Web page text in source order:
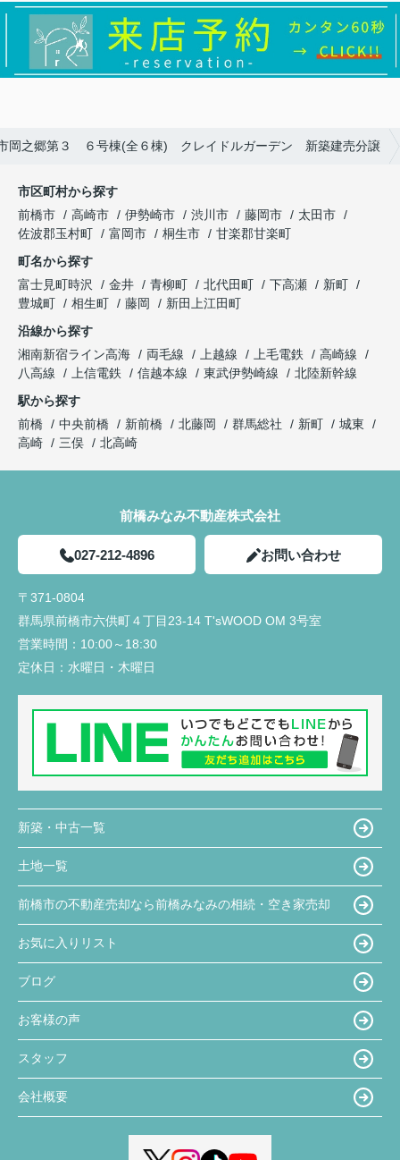
岡之郷第３ ６号棟(全６棟) クレイドルガーデン 新築建売分譲
市区町村から探す
前橋市
高崎市 伊勢崎市 渋川市 藤岡市
太田市
佐波郡玉村町
富岡市 桐生市
甘楽郡甘楽町
町名から探す
富士見町時沢
金井 青柳町 北代田町 下高瀬
新町
豊城町
相生町 藤岡
新田上江田町
沿線から探す
湘南新宿ライン高海
両毛線 上越線 上毛電鉄
高崎線
八高線
上信電鉄 信越本線 東武伊勢崎線
北陸新幹線
駅から探す
前橋
中央前橋 新前橋 北藤岡 群馬総社 新町
城東
高崎
三俣 北高崎
前橋みなみ不動産株式会社
027-212-4896 お問い合わせ
〒371-0804
群馬県前橋市六供町４丁目23‐14 T'sWOOD OM 3号室
営業時間： 10:00～18:30
定休日： 水曜日・木曜日
新築・中古一覧
土地一覧
前橋市の不動産売却なら前橋みなみの相続・空き家売却
お気に入りリスト
ブログ
お客様の声
スタッフ
会社概要